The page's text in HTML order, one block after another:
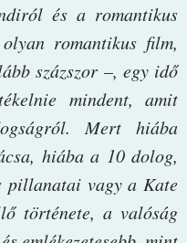
és a romantikus
romantikus film,
százszor –, egy idő
mindent, amit
Mert hiába
hiába a 10 dolog,
pillanatai vagy a Kate
története, a valóság